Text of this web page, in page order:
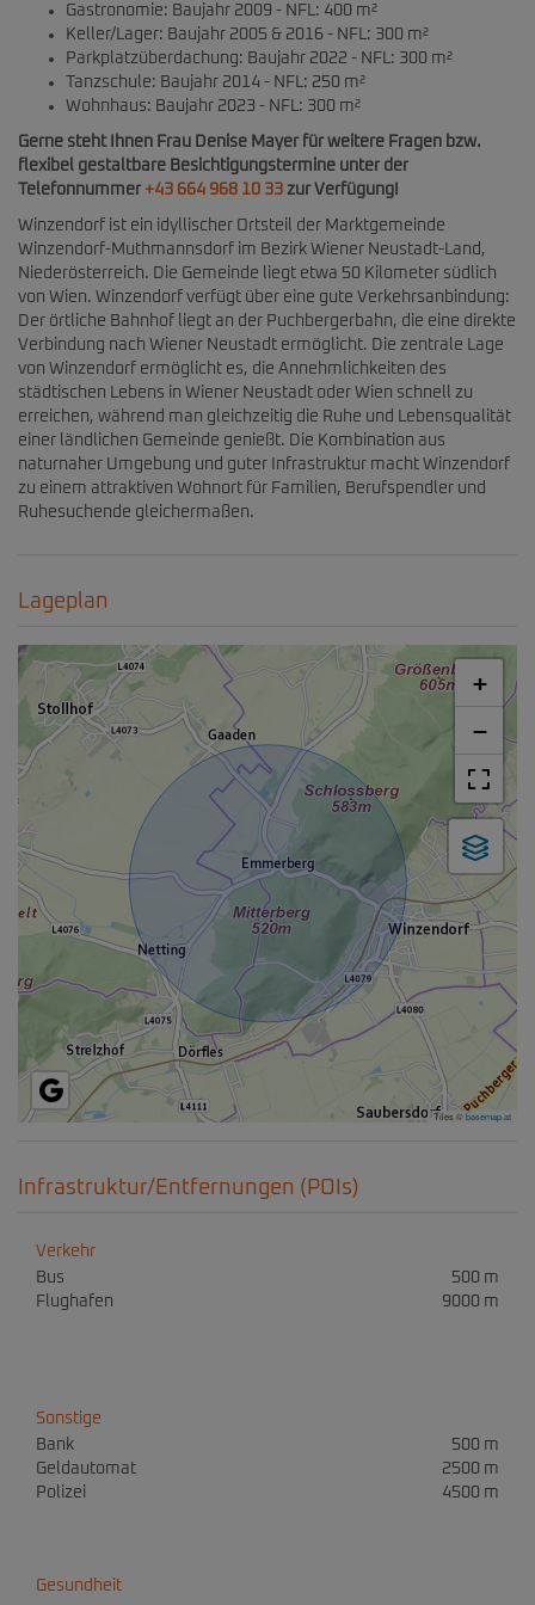
Gastronomie: Baujahr 2009 - NFL: 400 m²
Keller/Lager: Baujahr 2005 & 2016 - NFL: 300 m²
Parkplatzüberdachung: Baujahr 2022 - NFL: 300 m²
Tanzschule: Baujahr 2014 - NFL: 250 m²
Wohnhaus: Baujahr 2023 - NFL: 300 m²
Gerne steht Ihnen Frau Denise Mayer für weitere Fragen bzw.
flexibel gestaltbare Besichtigungstermine unter der
Telefonnummer +43 664 968 10 33 zur Verfügung!
Winzendorf ist ein idyllischer Ortsteil der Marktgemeinde
Winzendorf-Muthmannsdorf im Bezirk Wiener Neustadt-Land,
Niederösterreich. Die Gemeinde liegt etwa 50 Kilometer südlich
von Wien. Winzendorf verfügt über eine gute Verkehrsanbindung:
Der örtliche Bahnhof liegt an der Puchbergerbahn, die eine direkte
Verbindung nach Wiener Neustadt ermöglicht. Die zentrale Lage
von Winzendorf ermöglicht es, die Annehmlichkeiten des
städtischen Lebens in Wiener Neustadt oder Wien schnell zu
erreichen, während man gleichzeitig die Ruhe und Lebensqualität
einer ländlichen Gemeinde genießt. Die Kombination aus
naturnaher Umgebung und guter Infrastruktur macht Winzendorf
zu einem attraktiven Wohnort für Familien, Berufspendler und
Ruhesuchende gleichermaßen.
Lageplan
+
−
Tiles ©basemap.at
Infrastruktur/Entfernungen (POIs)
Verkehr
Bus
500 m
Flughafen
9000 m
Sonstige
Bank
500 m
Geldautomat
2500 m
Polizei
4500 m
Gesundheit